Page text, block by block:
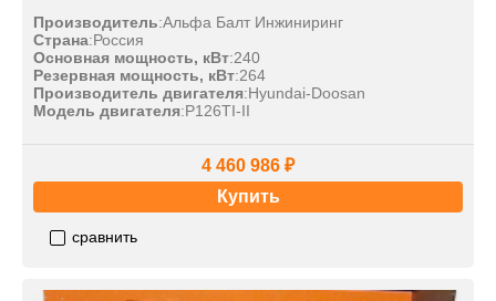
Производитель:Альфа Балт Инжиниринг
Страна:Россия
Основная мощность, кВт:240
Резервная мощность, кВт:264
Производитель двигателя:Hyundai-Doosan
Модель двигателя:P126TI-II
4 460 986 ₽
Купить
сравнить